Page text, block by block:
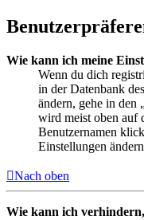
Wie kann ich meine
Wenn du dich
in der Datenbank
ändern, gehe in den
wird meist oben auf
Benutzernamen
Einstellungen
Nach oben
Wie kann ich